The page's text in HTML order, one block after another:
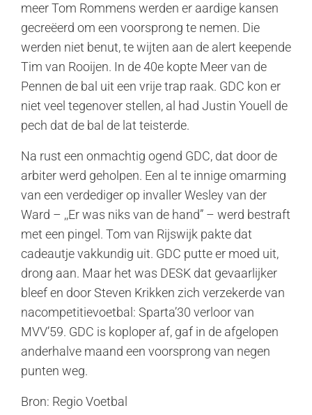
meer Tom Rommens werden er aardige kansen
gecreëerd om een voorsprong te nemen. Die
werden niet benut, te wijten aan de alert keepende
Tim van Rooijen. In de 40e kopte Meer van de
Pennen de bal uit een vrije trap raak. GDC kon er
niet veel tegenover stellen, al had Justin Youell de
pech dat de bal de lat teisterde.
Na rust een onmachtig ogend GDC, dat door de
arbiter werd geholpen. Een al te innige omarming
van een verdediger op invaller Wesley van der
Ward – ,,Er was niks van de hand” – werd bestraft
met een pingel. Tom van Rijswijk pakte dat
cadeautje vakkundig uit. GDC putte er moed uit,
drong aan. Maar het was DESK dat gevaarlijker
bleef en door Steven Krikken zich verzekerde van
nacompetitievoetbal: Sparta’30 verloor van
MVV’59. GDC is koploper af, gaf in de afgelopen
anderhalve maand een voorsprong van negen
punten weg.
Bron: Regio Voetbal